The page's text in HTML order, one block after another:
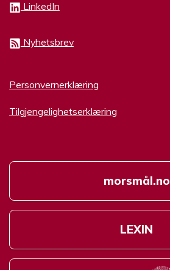
LinkedIn
Nyhetsbrev
Personvernerklæring
Tilgjengelighetserklæring
morsmål.no
LEXIN